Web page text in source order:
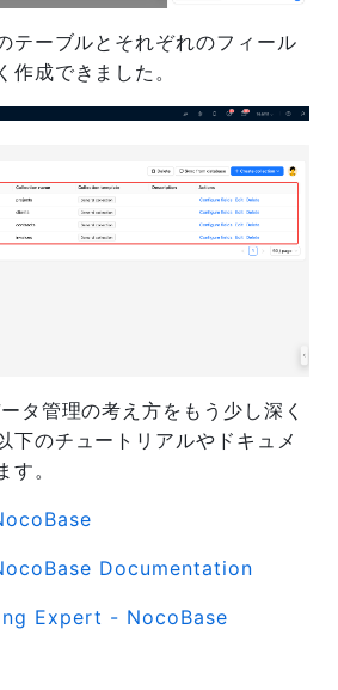
テーブルとそれぞれのフィール
作成できました。
タ管理の考え方をもう少し深く
下のチュートリアルやドキュメ
す。
Documentation
Expert - NocoBase